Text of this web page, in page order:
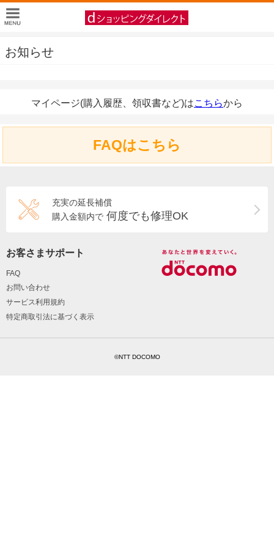
お知らせ
マイページ(購入履歴、領収書など)はこちらから
FAQはこちら
充実の延長補償
購入金額内で 何度でも修理OK
お客さまサポート
FAQ
お問い合わせ
サービス利用規約
特定商取引法に基づく表示
©NTT DOCOMO